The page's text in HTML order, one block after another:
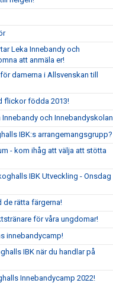
Leka Innebandy och
att anmäla er!
damerna i Allsvenskan till
flickor födda 2013!
och Innebandyskolan
IBK:s arrangemangsgrupp?
- kom ihåg att välja att stötta
IBK Utveckling - Onsdag
de rätta färgerna!
för våra ungdomar!
innebandycamp!
IBK när du handlar på
Innebandycamp 2022!